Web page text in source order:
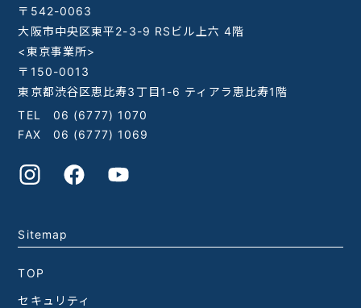
〒542-0063
大阪市中央区東平2-3-9 RSビル上六 4階
<東京事業所>
〒150-0013
東京都渋谷区恵比寿3丁目1-6 ティアラ恵比寿1階
TEL 06 (6777) 1070
FAX 06 (6777) 1069
Sitemap
TOP
セキュリティ